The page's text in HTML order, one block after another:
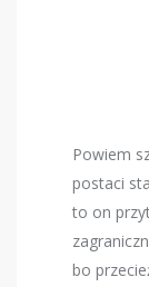
Powiem
postaci
to on
bo